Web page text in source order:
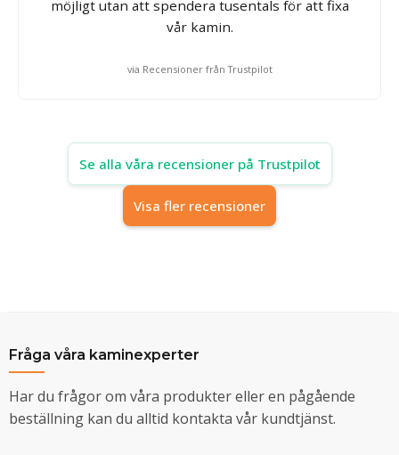
möjligt utan att spendera tusentals för att fixa
vår kamin.
via Recensioner från Trustpilot
Se alla våra recensioner på Trustpilot
Visa fler recensioner
Fråga våra kaminexperter
Har du frågor om våra produkter eller en pågående
beställning kan du alltid kontakta vår kundtjänst.